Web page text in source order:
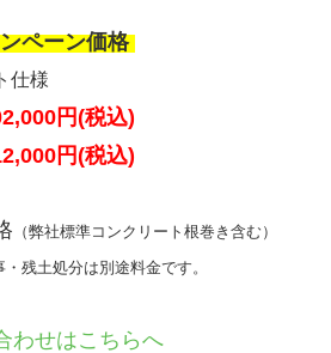
ペーン価格
仕様
円(税込)
円(税込)
（弊社標準コンクリート根巻き含む）
残土処分は別途料金です。
わせはこちらへ